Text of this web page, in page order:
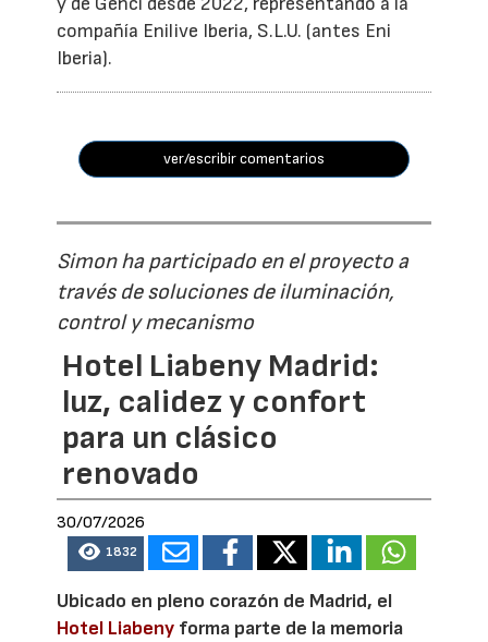
compañía Enilive Iberia, S.L.U. (antes Eni
Iberia).
ver/escribir comentarios
Simon ha participado en el proyecto a
través de soluciones de iluminación,
control y mecanismo
Hotel Liabeny Madrid:
luz, calidez y confort
para un clásico
renovado
30/07/2026
1832
Ubicado en pleno corazón de Madrid, el
Hotel Liabeny forma parte de la memoria